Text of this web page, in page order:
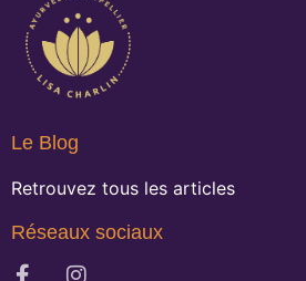
Le Blog
Retrouvez tous les articles
Réseaux sociaux